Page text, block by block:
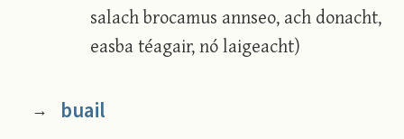
salach brocamus annseo, ach donacht,
easba téagair, nó laigeacht)
→ buail